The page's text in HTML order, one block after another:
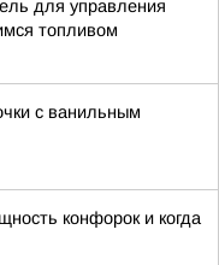
для управления
топливом
с ванильным
конфорок и когда